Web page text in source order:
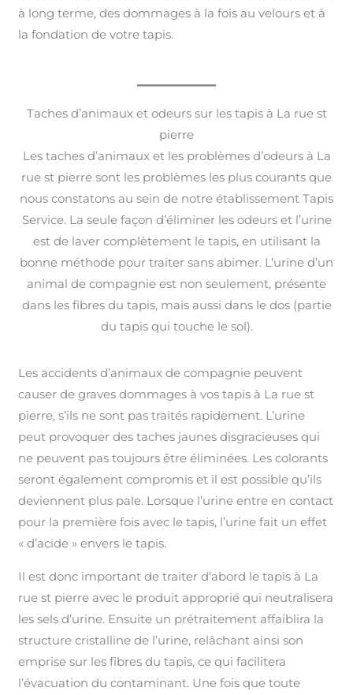
à long terme, des dommages à la fois au velours et à
la fondation de votre tapis.
Taches d’animaux et odeurs sur les tapis à La rue st
pierre
Les taches d’animaux et les problèmes d’odeurs à La
rue st pierre sont les problèmes les plus courants que
nous constatons au sein de notre établissement Tapis
Service. La seule façon d’éliminer les odeurs et l’urine
est de laver complètement le tapis, en utilisant la
bonne méthode pour traiter sans abimer. L’urine d’un
animal de compagnie est non seulement, présente
dans les fibres du tapis, mais aussi dans le dos (partie
du tapis qui touche le sol).
Les accidents d’animaux de compagnie peuvent
causer de graves dommages à vos tapis à La rue st
pierre, s’ils ne sont pas traités rapidement. L’urine
peut provoquer des taches jaunes disgracieuses qui
ne peuvent pas toujours être éliminées. Les colorants
seront également compromis et il est possible qu’ils
deviennent plus pale. Lorsque l’urine entre en contact
pour la première fois avec le tapis, l’urine fait un effet
« d’acide » envers le tapis.
Il est donc important de traiter d’abord le tapis à La
rue st pierre avec le produit approprié qui neutralisera
les sels d’urine. Ensuite un prétraitement affaiblira la
structure cristalline de l’urine, relâchant ainsi son
emprise sur les fibres du tapis, ce qui facilitera
l’évacuation du contaminant. Une fois que toute